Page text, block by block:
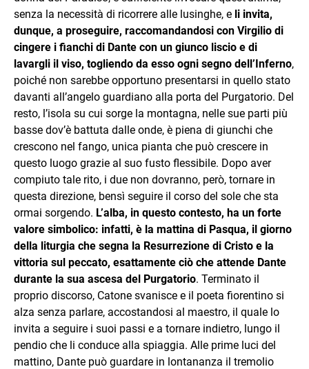
senza la necessità di ricorrere alle lusinghe, e li invita,
dunque, a proseguire, raccomandandosi con Virgilio di
cingere i fianchi di Dante con un giunco liscio e di
lavargli il viso, togliendo da esso ogni segno dell’Inferno,
poiché non sarebbe opportuno presentarsi in quello stato
davanti all’angelo guardiano alla porta del Purgatorio. Del
resto, l’isola su cui sorge la montagna, nelle sue parti più
basse dov’è battuta dalle onde, è piena di giunchi che
crescono nel fango, unica pianta che può crescere in
questo luogo grazie al suo fusto flessibile. Dopo aver
compiuto tale rito, i due non dovranno, però, tornare in
questa direzione, bensì seguire il corso del sole che sta
ormai sorgendo. L’alba, in questo contesto, ha un forte
valore simbolico: infatti, è la mattina di Pasqua, il giorno
della liturgia che segna la Resurrezione di Cristo e la
vittoria sul peccato, esattamente ciò che attende Dante
durante la sua ascesa del Purgatorio. Terminato il
proprio discorso, Catone svanisce e il poeta fiorentino si
alza senza parlare, accostandosi al maestro, il quale lo
invita a seguire i suoi passi e a tornare indietro, lungo il
pendio che li conduce alla spiaggia. Alle prime luci del
mattino, Dante può guardare in lontananza il tremolio